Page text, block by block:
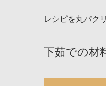
レシピを丸パク
下茹での材